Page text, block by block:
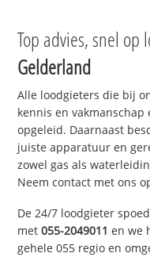
Top advies, snel op
Gelderland
Alle loodgieters die bij
kennis en
opgeleid. Daarnaast
juiste apparatuur en
zowel gas als
Neem contact met ons
De 24/7 loodgieter
met055-2049011 en we
gehele 055 regio en